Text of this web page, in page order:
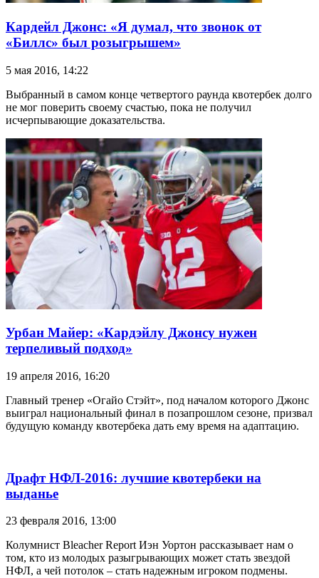
Кардейл Джонс: «Я думал, что звонок от
«Биллс» был розыгрышем»
5 мая 2016, 14:22
Выбранный в самом конце четвертого раунда квотербек долго
не мог поверить своему счастью, пока не получил
исчерпывающие доказательства.
Урбан Майер: «Кардэйлу Джонсу нужен
терпеливый подход»
19 апреля 2016, 16:20
Главный тренер «Огайо Стэйт», под началом которого Джонс
выиграл национальный финал в позапрошлом сезоне, призвал
будущую команду квотербека дать ему время на адаптацию.
Драфт НФЛ-2016: лучшие квотербеки на
выданье
23 февраля 2016, 13:00
Колумнист Bleacher Report Иэн Уортон рассказывает нам о
том, кто из молодых разыгрывающих может стать звездой
НФЛ, а чей потолок – стать надежным игроком подмены.